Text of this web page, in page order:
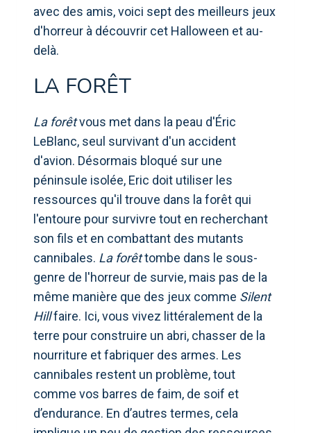
avec des amis, voici sept des meilleurs jeux
d'horreur à découvrir cet Halloween et au-
delà.
LA FORÊT
La forêtvous met dans la peau d'Éric
LeBlanc, seul survivant d'un accident
d'avion. Désormais bloqué sur une
péninsule isolée, Eric doit utiliser les
ressources qu'il trouve dans la forêt qui
l'entoure pour survivre tout en recherchant
son fils et en combattant des mutants
cannibales. La forêttombe dans le sous-
genre de l'horreur de survie, mais pas de la
même manière que des jeux comme Silent
Hillfaire. Ici, vous vivez littéralement de la
terre pour construire un abri, chasser de la
nourriture et fabriquer des armes. Les
cannibales restent un problème, tout
comme vos barres de faim, de soif et
d’endurance. En d’autres termes, cela